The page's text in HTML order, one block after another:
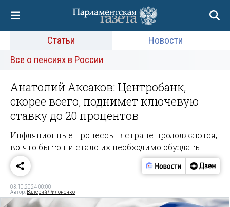
Статьи
Новости
Все о пенсиях в России
Анатолий Аксаков: Центробанк,
скорее всего, поднимет ключевую
ставку до 20 процентов
Инфляционные процессы в стране продолжаются,
во что бы то ни стало их необходимо обуздать
03.10.2024 00:00
Автор: Валерий Филоненко